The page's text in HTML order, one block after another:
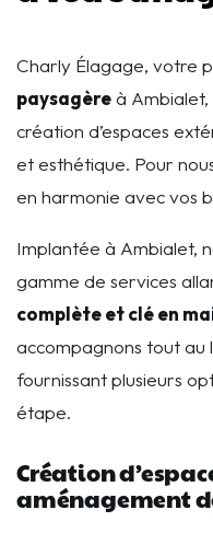
Charly Élagage, votre
paysagèreà
création d’espaces
et esthétique. Pour
en harmonie avec vos
Implantée à Ambialet,
gamme de services
complète et clé en
accompagnons tout au
fournissant plusieurs
étape.
Création
aménagement